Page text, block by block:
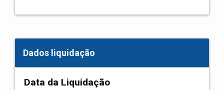
Dados liquidação
Data da Liquidação